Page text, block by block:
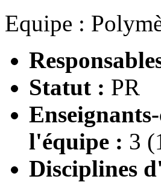
Equipe :
Statut : PR
l'équipe : 3
Disciplines